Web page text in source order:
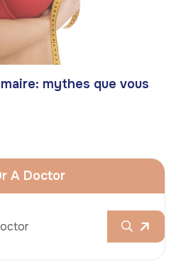
mythes que vous
A Doctor